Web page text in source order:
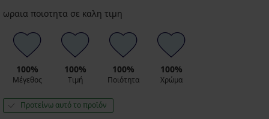
ωραια ποιοτητα σε καλη τιμη
100%
Μέγεθος
100%
Τιμή
100%
Ποιότητα
100%
Χρώμα
Προτείνω αυτό το προϊόν